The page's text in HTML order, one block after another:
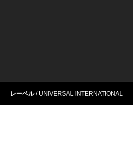
レーベル UNIVERSAL INTERNATIONAL